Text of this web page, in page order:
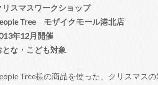
リスマスワークショップ
Tree モザイクモール港北店
年12月開催
とな・こども対象
Tree様の商品を使った、クリスマス